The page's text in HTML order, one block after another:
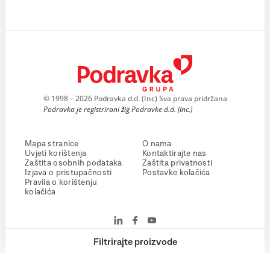
Filtrirajte proizvode
© 1998 – 2026 Podravka d.d. (Inc) Sva prava pridržana
Podravka je registrirani žig Podravke d.d. (Inc.)
Mapa stranice
Uvjeti korištenja
Zaštita osobnih podataka
Izjava o pristupačnosti
Pravila o korištenju
kolačića
O nama
Kontaktirajte nas
Zaštita privatnosti
Postavke kolačića